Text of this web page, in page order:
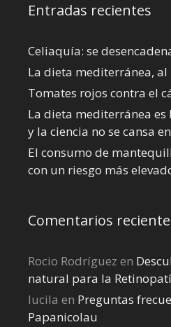
Entradas recientes
Celiaquía: se
La dieta mediterránea,
Tomates rojos contra el
La dieta mediterránea
y la ciencia no se cansa
El consumo de
con un riesgo más
Comentarios
Rocio Rodríguez en
natural para la
lucila en Preguntas
Papanicolau